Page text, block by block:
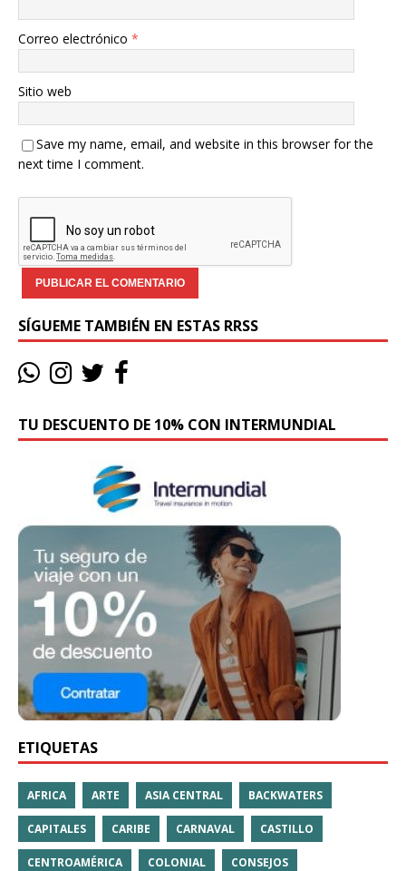
Correo electrónico *
Sitio web
Save my name, email, and website in this browser for the
next time I comment.
SÍGUEME TAMBIÉN EN ESTAS RRSS
TU DESCUENTO DE 10% CON INTERMUNDIAL
ETIQUETAS
AFRICA ARTE ASIA CENTRAL BACKWATERS
CAPITALES CARIBE CARNAVAL CASTILLO
CENTROAMÉRICA COLONIAL CONSEJOS